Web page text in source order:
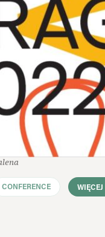
CONFERENCE WIĘCEJ